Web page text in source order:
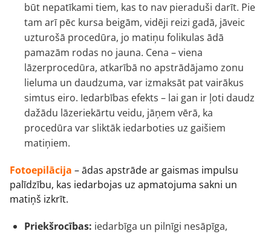
būt nepatīkami tiem, kas to nav pieraduši darīt. Pie
tam arī pēc kursa beigām, vidēji reizi gadā, jāveic
uzturošā procedūra, jo matiņu folikulas ādā
pamazām rodas no jauna. Cena – viena
lāzerprocedūra, atkarībā no apstrādājamo zonu
lieluma un daudzuma, var izmaksāt pat vairākus
simtus eiro. Iedarbības efekts – lai gan ir ļoti daudz
dažādu lāzeriekārtu veidu, jāņem vērā, ka
procedūra var sliktāk iedarboties uz gaišiem
matiņiem.
Fotoepilācija – ādas apstrāde ar gaismas impulsu
palīdzību, kas iedarbojas uz apmatojuma sakni un
matiņš izkrīt.
Priekšrocības: iedarbīga un pilnīgi nesāpīga,